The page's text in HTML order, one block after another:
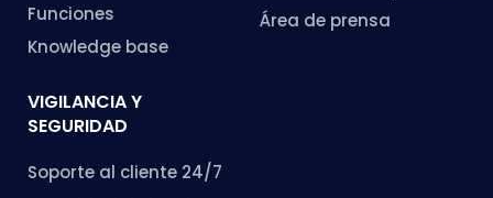
Funciones
Knowledge base
Área de prensa
VIGILANCIA Y
SEGURIDAD
Soporte al cliente 24/7